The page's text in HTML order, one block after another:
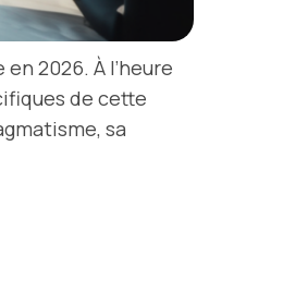
2026. À l’heure
de cette
sa